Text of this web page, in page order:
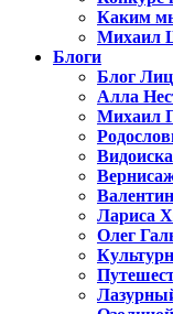
Каким
Михаил
Блоги
Блог
Алла
Михаил
Лариса
Олег